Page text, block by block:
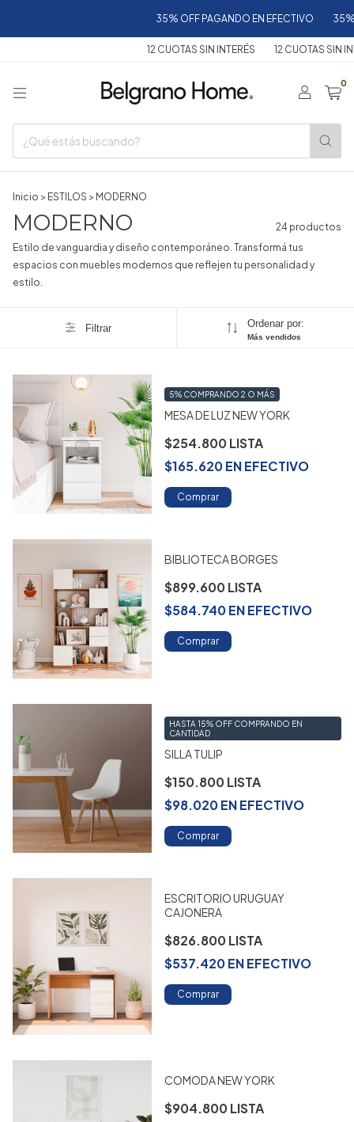
35% OFF PAGANDO EN EFECTIVO 35% OFF
12 CUOTAS SIN INTERÉS 12 CUOTAS SIN
0
Inicio > ESTILOS > MODERNO
MODERNO
24 productos
Estilo de vanguardia y diseño contemporáneo. Transformá tus
espacios con muebles modernos que reflejen tu personalidad y
estilo.
Filtrar Ordenar por:
Más vendidos
MESA DE LUZ NEW YORK
$254.800
5% COMPRANDO 2 O MÁS
$165.620ENEFECTIVO
Comprar
BIBLIOTECA BORGES
$899.600
$584.740ENEFECTIVO
Comprar
SILLA TULIP
$150.800
HASTA 15% OFF COMPRANDO EN
CANTIDAD
$98.020ENEFECTIVO
Comprar
ESCRITORIO URUGUAY
CAJONERA
$826.800
$537.420ENEFECTIVO
Comprar
COMODA NEW YORK
$904.800